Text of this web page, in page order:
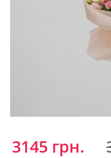
3145 грн.